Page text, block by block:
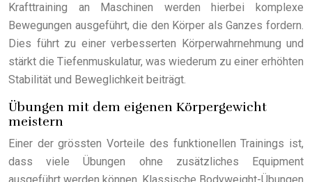
Krafttraining an Maschinen werden hierbei komplexe
Bewegungen ausgeführt, die den Körper als Ganzes fordern.
Dies führt zu einer verbesserten Körperwahrnehmung und
stärkt die Tiefenmuskulatur, was wiederum zu einer erhöhten
Stabilität und Beweglichkeit beiträgt.
Übungen mit dem eigenen Körpergewicht
meistern
Einer der grössten Vorteile des funktionellen Trainings ist,
dass viele Übungen ohne zusätzliches Equipment